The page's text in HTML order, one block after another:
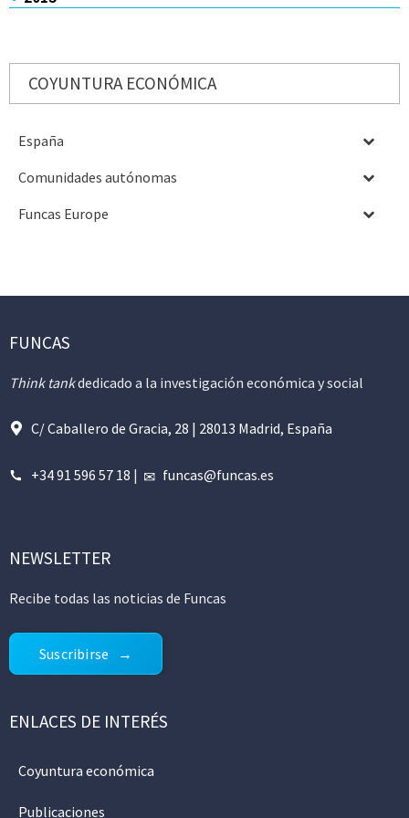
COYUNTURA ECONÓMICA
España
Comunidades autónomas
Funcas Europe
FUNCAS
Think tankdedicado a la investigación económica y social
C/ Caballero de Gracia, 28 | 28013 Madrid, España
+34 91 596 57 18 | funcas@funcas.es
NEWSLETTER
Recibe todas las noticias de Funcas
Suscribirse
ENLACES DE INTERÉS
Coyuntura económica
Publicaciones